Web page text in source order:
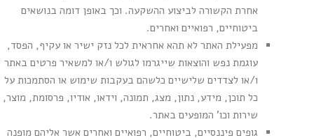
אחרת הקשורה לביצוע ההשקעה. וכך באופן דומה בנושאים
ביטוחיים, רפואיים ואחרים.
מפעילת האתר לא תהא אחראית לכל נזק ישיר או עקיף, הפסד,
עוגמת נפש והוצאות שייגרמו לגולש ו/או למשאיר פרטים באתר
ו/או לצדדים שלישיים כלשהם בעקבות שימוש או הסתמכות על
כל תוכן, מידע, נתון, מצג, תמונה, וידאו, אודיו, פרסומת, מוצר,
שירות וכו' המופעים באתר.
גופים פיננסיים, ביטוחיים, רפואיים ואחרים אשר אליהם מופנה